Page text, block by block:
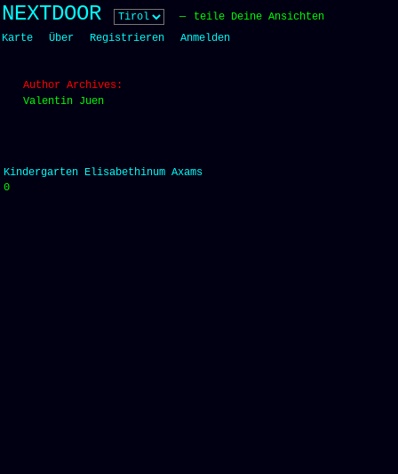
Skip
NEXTDOOR
teile Deine Ansichten
Karte
Über Registrieren Anmelden
Author Archives:
Valentin Juen
Kindergarten Elisabethinum Axams
0